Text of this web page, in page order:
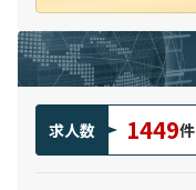
求人数 1449件